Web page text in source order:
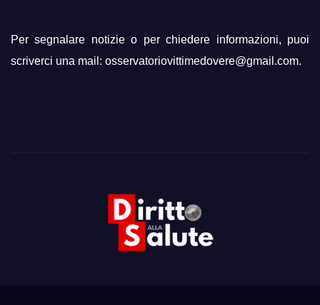
Per segnalare notizie o per chiedere informazioni, puoi
scriverci una mail: osservatoriovittimedovere@gmail.com.